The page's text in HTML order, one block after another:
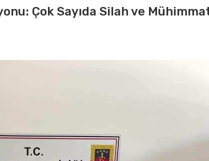
Çok Sayıda Silah ve